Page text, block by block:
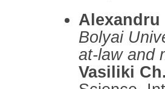
Alexandru
Bolyai
at-law and
Vasiliki